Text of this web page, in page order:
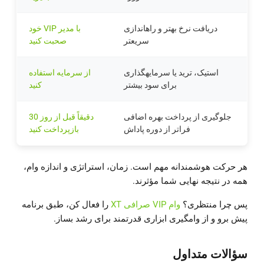
دریافت نرخ بهتر و راهاندازی
سریعتر
با مدیر VIP خود
صحبت کنید
استیک، ترید یا سرمایهگذاری
برای سود بیشتر
از سرمایه استفاده
کنید
جلوگیری از پرداخت بهره اضافی
فراتر از دوره پاداش
دقیقاً قبل از روز 30
بازپرداخت کنید
هر حرکت هوشمندانه مهم است. زمان، استراتژی و اندازه وام،
همه در نتیجه نهایی شما مؤثرند.
پس چرا منتظری؟ وام VIP صرافی XT
را فعال کن، طبق برنامه
پیش برو و از وامگیری ابزاری قدرتمند برای رشد بساز.
سؤالات متداول